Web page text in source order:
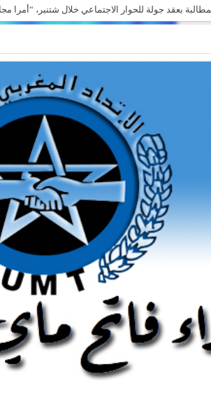
بسبتة المحتلة